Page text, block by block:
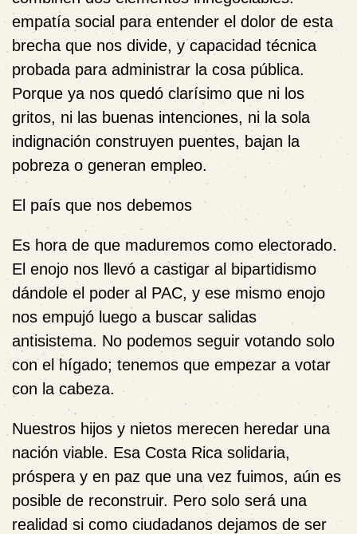
empatía social para entender el dolor de esta
brecha que nos divide, y capacidad técnica
probada para administrar la cosa pública.
Porque ya nos quedó clarísimo que ni los
gritos, ni las buenas intenciones, ni la sola
indignación construyen puentes, bajan la
pobreza o generan empleo.
El país que nos debemos
Es hora de que maduremos como electorado.
El enojo nos llevó a castigar al bipartidismo
dándole el poder al PAC, y ese mismo enojo
nos empujó luego a buscar salidas
antisistema. No podemos seguir votando solo
con el hígado; tenemos que empezar a votar
con la cabeza.
Nuestros hijos y nietos merecen heredar una
nación viable. Esa Costa Rica solidaria,
próspera y en paz que una vez fuimos, aún es
posible de reconstruir. Pero solo será una
realidad si como ciudadanos dejamos de ser